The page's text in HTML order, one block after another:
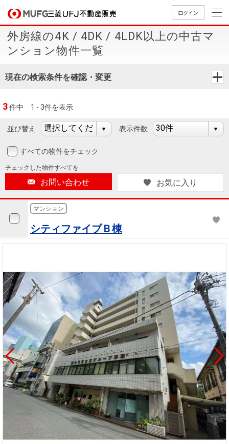
ログイン
買いたいTOP
中古
マン
ショ
ンを
探す
築・
中古
を探
資
用
物
件
を
探
す
用物
件を
探す
購入向け
サービス
住宅ロー
ンシミュ
レーショ
ン
住まい1プ
ラス（お
役立ちコ
ラム）
売りたいTOP
無
料
査
定
却
相
取り
金額
試算
売却向け
サービス
周辺相場
検索
住まい1プ
ラス（お
役立ちコ
ラム）
住まいと
暮らしの
税金の本
売却ガイ
ド
店舗案内TOP
店舗のご
案内（首
都圏）
古屋）
案内（関
西）
会社情報TOP
ごあいさ
つ
Way
経営ビジ
ョン
沿革
本社地
ニュース
会社案内
（電子ブ
ック版）
採用情報TOP
新卒採用
情報
買いたい
売りたい
店舗案内
会社情報
採用情報
法人のお客さま
提携企業にお勤めの方
閉じる
外房線の4K / 4DK / 4LDK以上の中古マ
ンション物件一覧
現在の検索条件を確認・変更
3件中 1 - 3件を表示
並び替え 表示件数
すべての物件をチェック
チェックした物件すべてを
お問い合わせ お気に入り
マンション
シティファイブＢ棟